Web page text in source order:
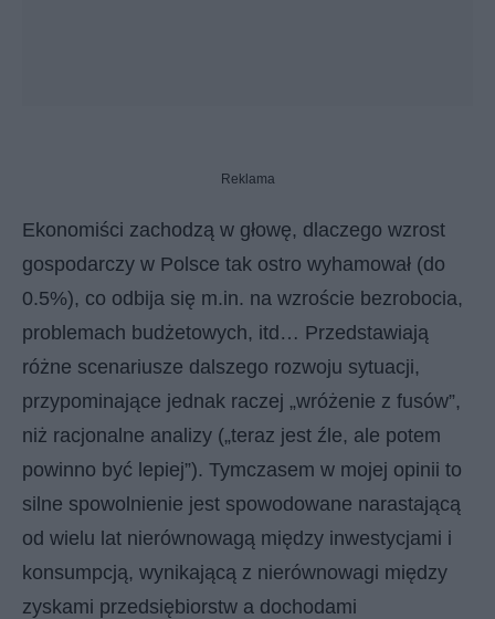
Reklama
Ekonomiści zachodzą w głowę, dlaczego wzrost
gospodarczy w Polsce tak ostro wyhamował (do
0.5%), co odbija się m.in. na wzroście bezrobocia,
problemach budżetowych, itd… Przedstawiają
różne scenariusze dalszego rozwoju sytuacji,
przypominające jednak raczej „wróżenie z fusów”,
niż racjonalne analizy („teraz jest źle, ale potem
powinno być lepiej”). Tymczasem w mojej opinii to
silne spowolnienie jest spowodowane narastającą
od wielu lat nierównowagą między inwestycjami i
konsumpcją, wynikającą z nierównowagi między
zyskami przedsiębiorstw a dochodami